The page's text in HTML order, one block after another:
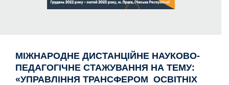
МІЖНАРОДНЕ ДИСТАНЦІЙНЕ НАУКОВО-
ПЕДАГОГІЧНЕ СТАЖУВАННЯ НА ТЕМУ:
«УПРАВЛІННЯ ТРАНСФЕРОМ ОСВІТНІХ